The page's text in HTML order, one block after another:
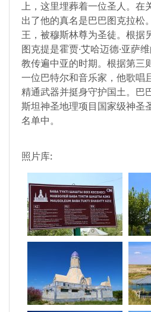
上，这里埋葬着一位圣人。在
出了他的真名是巴巴图克拉松
王，被穆斯林尊为圣徒。根据
图克提是霍贾·艾哈迈德·亚萨
教传遍中亚的时期。根据第三
一位巴特尔和音乐家，他歌唱
精通武器并挺身守护国土。巴
斯坦神圣地理项目国家级神圣
名单中。
照片库: